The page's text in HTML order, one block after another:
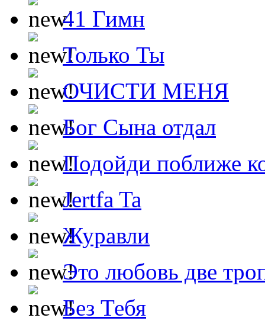
41 Гимн
Только Ты
ОЧИСТИ МЕНЯ
Бог Сына отдал
Подойди поближе
Jertfa Ta
Журавли
Это любовь две
Без Тебя